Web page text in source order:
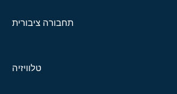
תחבורה ציבורית
טלוויזיה